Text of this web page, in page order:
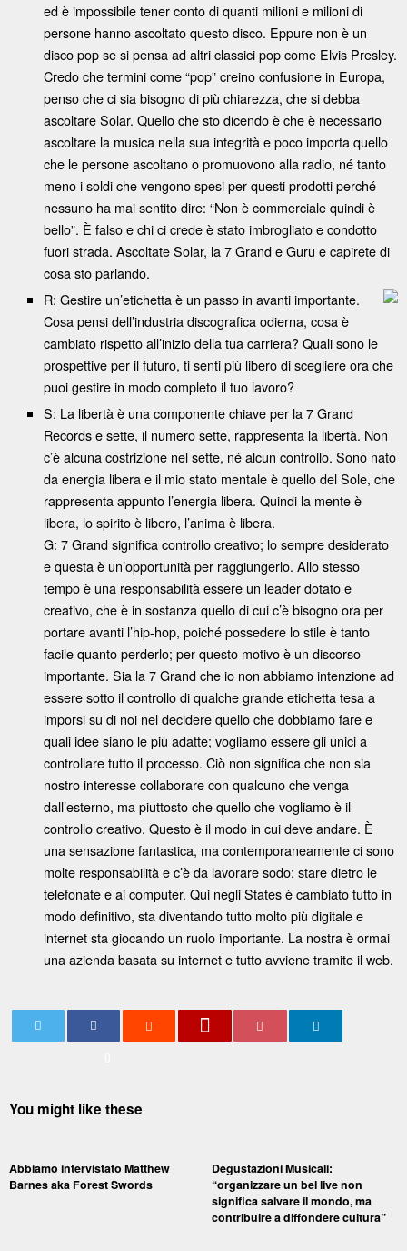
ed è impossibile tener conto di quanti milioni e milioni di
persone hanno ascoltato questo disco. Eppure non è un
disco pop se si pensa ad altri classici pop come Elvis Presley.
Credo che termini come “pop” creino confusione in Europa,
penso che ci sia bisogno di più chiarezza, che si debba
ascoltare Solar. Quello che sto dicendo è che è necessario
ascoltare la musica nella sua integrità e poco importa quello
che le persone ascoltano o promuovono alla radio, né tanto
meno i soldi che vengono spesi per questi prodotti perché
nessuno ha mai sentito dire: “Non è commerciale quindi è
bello”. È falso e chi ci crede è stato imbrogliato e condotto
fuori strada. Ascoltate Solar, la 7 Grand e Guru e capirete di
cosa sto parlando.
R: Gestire un’etichetta è un passo in avanti importante.
Cosa pensi dell’industria discografica odierna, cosa è
cambiato rispetto all’inizio della tua carriera? Quali sono le
prospettive per il futuro, ti senti più libero di scegliere ora che
puoi gestire in modo completo il tuo lavoro?
S: La libertà è una componente chiave per la 7 Grand
Records e sette, il numero sette, rappresenta la libertà. Non
c’è alcuna costrizione nel sette, né alcun controllo. Sono nato
da energia libera e il mio stato mentale è quello del Sole, che
rappresenta appunto l’energia libera. Quindi la mente è
libera, lo spirito è libero, l’anima è libera.
G: 7 Grand significa controllo creativo; lo sempre desiderato
e questa è un’opportunità per raggiungerlo. Allo stesso
tempo è una responsabilità essere un leader dotato e
creativo, che è in sostanza quello di cui c’è bisogno ora per
portare avanti l’hip-hop, poiché possedere lo stile è tanto
facile quanto perderlo; per questo motivo è un discorso
importante. Sia la 7 Grand che io non abbiamo intenzione ad
essere sotto il controllo di qualche grande etichetta tesa a
imporsi su di noi nel decidere quello che dobbiamo fare e
quali idee siano le più adatte; vogliamo essere gli unici a
controllare tutto il processo. Ciò non significa che non sia
nostro interesse collaborare con qualcuno che venga
dall’esterno, ma piuttosto che quello che vogliamo è il
controllo creativo. Questo è il modo in cui deve andare. È
una sensazione fantastica, ma contemporaneamente ci sono
molte responsabilità e c’è da lavorare sodo: stare dietro le
telefonate e ai computer. Qui negli States è cambiato tutto in
modo definitivo, sta diventando tutto molto più digitale e
internet sta giocando un ruolo importante. La nostra è ormai
una azienda basata su internet e tutto avviene tramite il web.
You might like these
Abbiamo intervistato Matthew
Barnes aka Forest Swords
Degustazioni Musicali:
“organizzare un bel live non
significa salvare il mondo, ma
contribuire a diffondere cultura”